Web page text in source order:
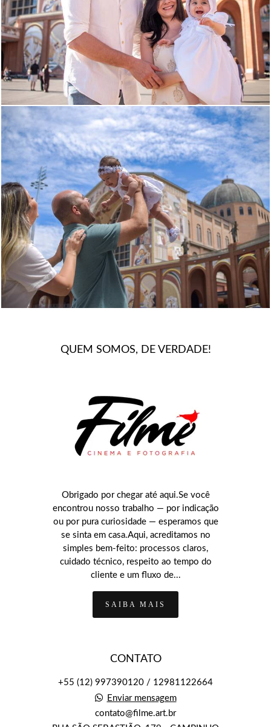
390 0
368 0
QUEM SOMOS, DE VERDADE!
Obrigado por chegar até aqui.Se você
encontrou nosso trabalho — por indicação
ou por pura curiosidade — esperamos que
se sinta em casa.Aqui, acreditamos no
simples bem-feito: processos claros,
cuidado técnico, respeito ao tempo do
cliente e um fluxo de...
SAIBA MAIS
CONTATO
+55 (12) 997390120 / 12981122664
Enviar mensagem
contato@filme.art.br